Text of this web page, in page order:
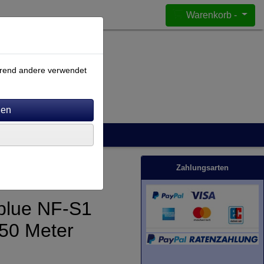
Warenkorb -
NF-S1
Meter
Zahlungsarten
andere verwendet